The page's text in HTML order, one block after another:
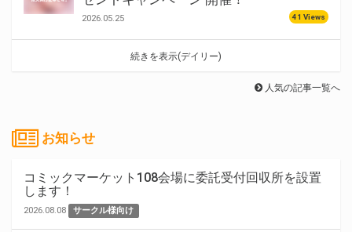
2026.05.25 41 Views
続きを表示(デイリー)
人気の記事一覧へ
お知らせ
コミックマーケット108会場に委託受付回収所を設置
します！
2026.08.08 サークル様向け